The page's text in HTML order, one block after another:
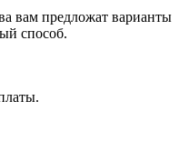
вам предложат варианты
способ.